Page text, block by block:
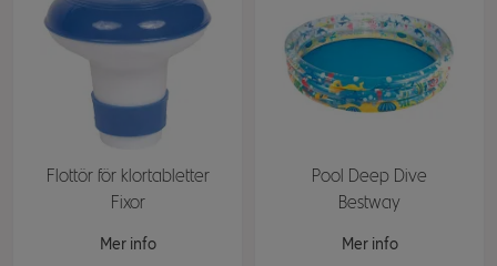
Flottör för klortabletter
Fixor
Mer info
Pool Deep Dive
Bestway
Mer info